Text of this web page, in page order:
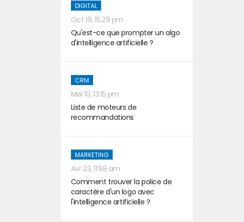
DIGITAL
Oct 19, 15:29 pm
Qu'est-ce que prompter un algo
d'intelligence artificielle ?
CRM
Mai 10, 13:15 pm
Liste de moteurs de
recommandations
MARKETING
Avr 23, 11:58 am
Comment trouver la police de
caractère d'un logo avec
l'intelligence artificielle ?